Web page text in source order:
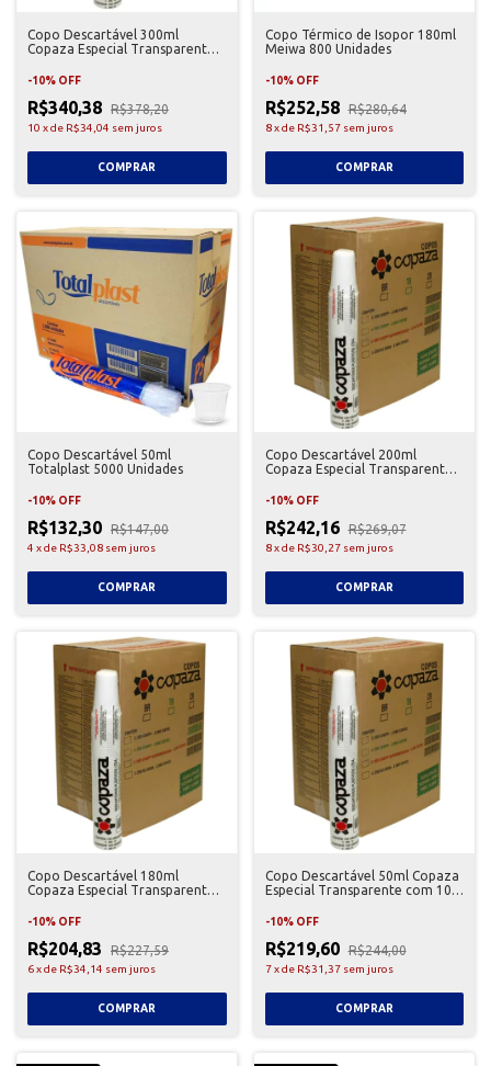
Copo Descartável 300ml
Copaza Especial Transparente
-10% OFF
R$340,38 R$378,20
10 xde R$34,04 sem juros
Copo Térmico de Isopor 180ml
Meiwa 800 Unidades
-10% OFF
R$252,58 R$280,64
8 xde R$31,57 sem juros
Copo Descartável 50ml
Totalplast 5000 Unidades
-10% OFF
R$132,30 R$147,00
4 xde R$33,08 sem juros
Copo Descartável 200ml
Copaza Especial Transparente
-10% OFF
R$242,16 R$269,07
8 xde R$30,27 sem juros
Copo Descartável 180ml
Copaza Especial Transparente
-10% OFF
R$204,83 R$227,59
6xde R$34,14 sem juros
Copo Descartável 50ml Copaza
Especial Transparente com 100
-10% OFF
R$219,60 R$244,00
7 xde R$31,37 sem juros